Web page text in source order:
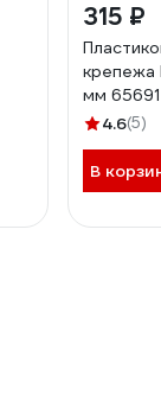
315 ₽
крепежа
мм 65691
4.6(5)
В